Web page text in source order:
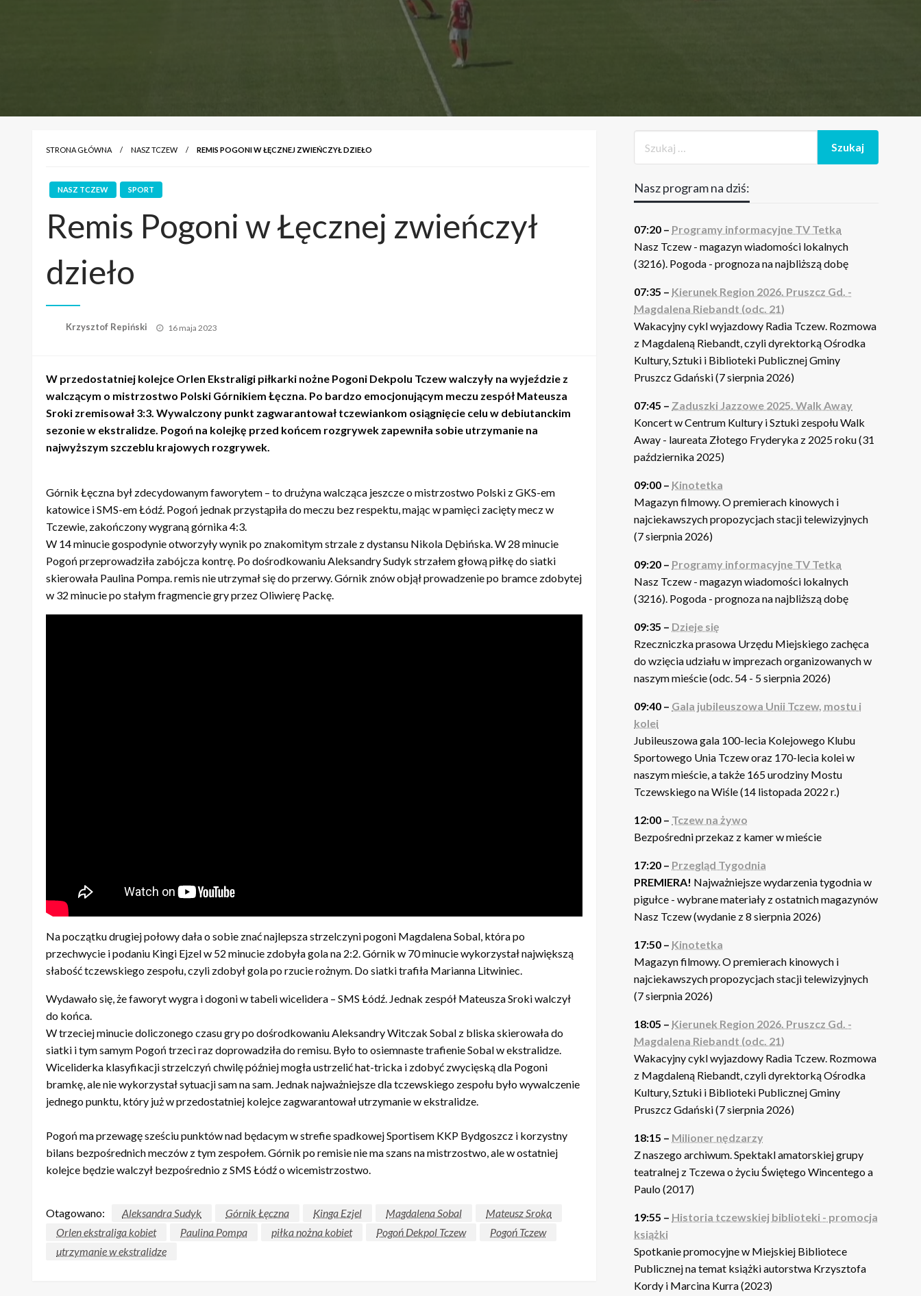
STRONA GŁÓWNA NASZ TCZEW REMIS POGONI W ŁĘCZNEJ ZWIEŃCZYŁ DZIEŁO
NASZ TCZEW SPORT
Remis Pogoni w Łęcznej zwieńczył
dzieło
Krzysztof Repiński
Opublikowane
16 maja 2023
W przedostatniej kolejce Orlen Ekstraligi piłkarki nożne Pogoni Dekpolu Tczew walczyły na wyjeździe z
walczącym o mistrzostwo Polski Górnikiem Łęczna. Po bardzo emocjonującym meczu zespół Mateusza
Sroki zremisował 3:3. Wywalczony punkt zagwarantował tczewiankom osiągnięcie celu w debiutanckim
sezonie w ekstralidze. Pogoń na kolejkę przed końcem rozgrywek zapewniła sobie utrzymanie na
najwyższym szczeblu krajowych rozgrywek.
Górnik Łęczna był zdecydowanym faworytem – to drużyna walcząca jeszcze o mistrzostwo Polski z GKS-em
katowice i SMS-em Łódź. Pogoń jednak przystąpiła do meczu bez respektu, mając w pamięci zacięty mecz w
Tczewie, zakończony wygraną górnika 4:3.
W 14 minucie gospodynie otworzyły wynik po znakomitym strzale z dystansu Nikola Dębińska. W 28 minucie
Pogoń przeprowadziła zabójcza kontrę. Po dośrodkowaniu Aleksandry Sudyk strzałem głową piłkę do siatki
skierowała Paulina Pompa. remis nie utrzymał się do przerwy. Górnik znów objął prowadzenie po bramce zdobytej
w 32 minucie po stałym fragmencie gry przez Oliwierę Packę.
Na początku drugiej połowy dała o sobie znać najlepsza strzelczyni pogoni Magdalena Sobal, która po
przechwycie i podaniu Kingi Ejzel w 52 minucie zdobyła gola na 2:2. Górnik w 70 minucie wykorzystał największą
słabość tczewskiego zespołu, czyli zdobył gola po rzucie rożnym. Do siatki trafiła Marianna Litwiniec.
Wydawało się, że faworyt wygra i dogoni w tabeli wicelidera – SMS Łódź. Jednak zespół Mateusza Sroki walczył
do końca.
W trzeciej minucie doliczonego czasu gry po dośrodkowaniu Aleksandry Witczak Sobal z bliska skierowała do
siatki i tym samym Pogoń trzeci raz doprowadziła do remisu. Było to osiemnaste trafienie Sobal w ekstralidze.
Wiceliderka klasyfikacji strzelczyń chwilę później mogła ustrzelić hat-tricka i zdobyć zwycięską dla Pogoni
bramkę, ale nie wykorzystał sytuacji sam na sam. Jednak najważniejsze dla tczewskiego zespołu było wywalczenie
jednego punktu, który już w przedostatniej kolejce zagwarantował utrzymanie w ekstralidze.
Pogoń ma przewagę sześciu punktów nad będacym w strefie spadkowej Sportisem KKP Bydgoszcz i korzystny
bilans bezpośrednich meczów z tym zespołem. Górnik po remisie nie ma szans na mistrzostwo, ale w ostatniej
kolejce będzie walczył bezpośrednio z SMS Łódź o wicemistrzostwo.
Otagowano: Aleksandra Sudyk Górnik Łęczna Kinga Ezjel Magdalena Sobal
Mateusz Sroka
Orlen ekstraliga kobiet
Paulina Pompa piłka nożna kobiet Pogoń Dekpol Tczew
Pogoń Tczew
utrzymanie w ekstralidze
Nasz program na dziś:
07:20 – Programy informacyjne TV Tetka
Nasz Tczew - magazyn wiadomości lokalnych
(3216). Pogoda - prognoza na najbliższą dobę
07:35 – Kierunek Region 2026. Pruszcz Gd. -
Magdalena Riebandt (odc. 21)
Wakacyjny cykl wyjazdowy Radia Tczew. Rozmowa
z Magdaleną Riebandt, czyli dyrektorką Ośrodka
Kultury, Sztuki i Biblioteki Publicznej Gminy
Pruszcz Gdański (7 sierpnia 2026)
07:45 – Zaduszki Jazzowe 2025. Walk Away
Koncert w Centrum Kultury i Sztuki zespołu Walk
Away - laureata Złotego Fryderyka z 2025 roku (31
października 2025)
09:00 – Kinotetka
Magazyn filmowy. O premierach kinowych i
najciekawszych propozycjach stacji telewizyjnych
(7 sierpnia 2026)
09:20 – Programy informacyjne TV Tetka
Nasz Tczew - magazyn wiadomości lokalnych
(3216). Pogoda - prognoza na najbliższą dobę
09:35 – Dzieje się
Rzeczniczka prasowa Urzędu Miejskiego zachęca
do wzięcia udziału w imprezach organizowanych w
naszym mieście (odc. 54 - 5 sierpnia 2026)
09:40 – Gala jubileuszowa Unii Tczew, mostu i
kolei
Jubileuszowa gala 100-lecia Kolejowego Klubu
Sportowego Unia Tczew oraz 170-lecia kolei w
naszym mieście, a także 165 urodziny Mostu
Tczewskiego na Wiśle (14 listopada 2022 r.)
12:00 – Tczew na żywo
Bezpośredni przekaz z kamer w mieście
17:20 – Przegląd Tygodnia
PREMIERA! Najważniejsze wydarzenia tygodnia w
pigułce - wybrane materiały z ostatnich magazynów
Nasz Tczew (wydanie z 8 sierpnia 2026)
17:50 – Kinotetka
Magazyn filmowy. O premierach kinowych i
najciekawszych propozycjach stacji telewizyjnych
(7 sierpnia 2026)
18:05 – Kierunek Region 2026. Pruszcz Gd. -
Magdalena Riebandt (odc. 21)
Wakacyjny cykl wyjazdowy Radia Tczew. Rozmowa
z Magdaleną Riebandt, czyli dyrektorką Ośrodka
Kultury, Sztuki i Biblioteki Publicznej Gminy
Pruszcz Gdański (7 sierpnia 2026)
18:15 – Milioner nędzarzy
Z naszego archiwum. Spektakl amatorskiej grupy
teatralnej z Tczewa o życiu Świętego Wincentego a
Paulo (2017)
19:55 – Historia tczewskiej biblioteki - promocja
książki
Spotkanie promocyjne w Miejskiej Bibliotece
Publicznej na temat książki autorstwa Krzysztofa
Kordy i Marcina Kurra (2023)